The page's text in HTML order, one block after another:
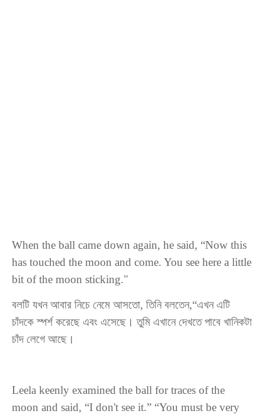
When the ball came down again, he said, “Now this
has touched the moon and come. You see here a little
bit of the moon sticking."
বলটি যখন আবার নিচে নেমে আসতো, তিনি বলতেন,“এখন এটি
চাঁদকে স্পর্শ করেছে এবং এসেছে। তুমি এখানে দেখতে পাবে খানিকটা
চাঁদ লেগে আছে।
Leela keenly examined the ball for traces of the
moon and said, “I don't see it.” “You must be very